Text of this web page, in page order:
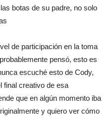
botas de su padre, no solo
de participación en la toma
pensó, esto es
escuché esto de Cody,
final creativo de esa
que en algún momento iba
y quiero ver cómo